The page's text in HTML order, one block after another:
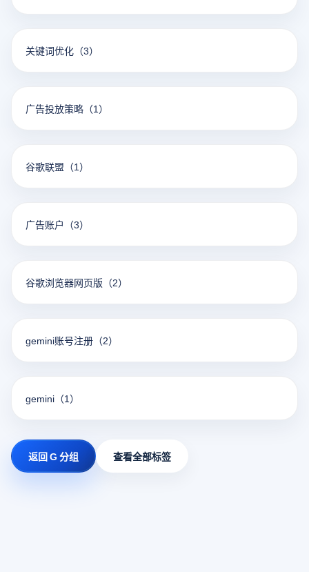
关键词优化 （3）
广告投放策略 （1）
谷歌联盟 （1）
广告账户 （3）
谷歌浏览器网页版 （2）
gemini账号注册 （2）
gemini （1）
返回 G 分组 查看全部标签